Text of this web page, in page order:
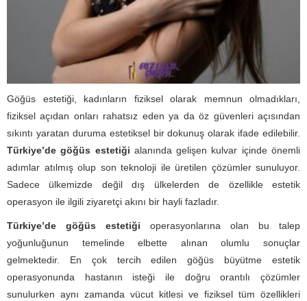
Göğüs estetiği, kadınların fiziksel olarak memnun olmadıkları,
fiziksel açıdan onları rahatsız eden ya da öz güvenleri açısından
sıkıntı yaratan duruma estetiksel bir dokunuş olarak ifade edilebilir.
Türkiye’de göğüs estetiği alanında gelişen kulvar içinde önemli
adımlar atılmış olup son teknoloji ile üretilen çözümler sunuluyor.
Sadece ülkemizde değil dış ülkelerden de özellikle estetik
operasyon ile ilgili ziyaretçi akını bir hayli fazladır.
Türkiye’de göğüs estetiği operasyonlarına olan bu talep
yoğunluğunun temelinde elbette alınan olumlu sonuçlar
gelmektedir. En çok tercih edilen göğüs büyütme estetik
operasyonunda hastanın isteği ile doğru orantılı çözümler
sunulurken aynı zamanda vücut kitlesi ve fiziksel tüm özellikleri